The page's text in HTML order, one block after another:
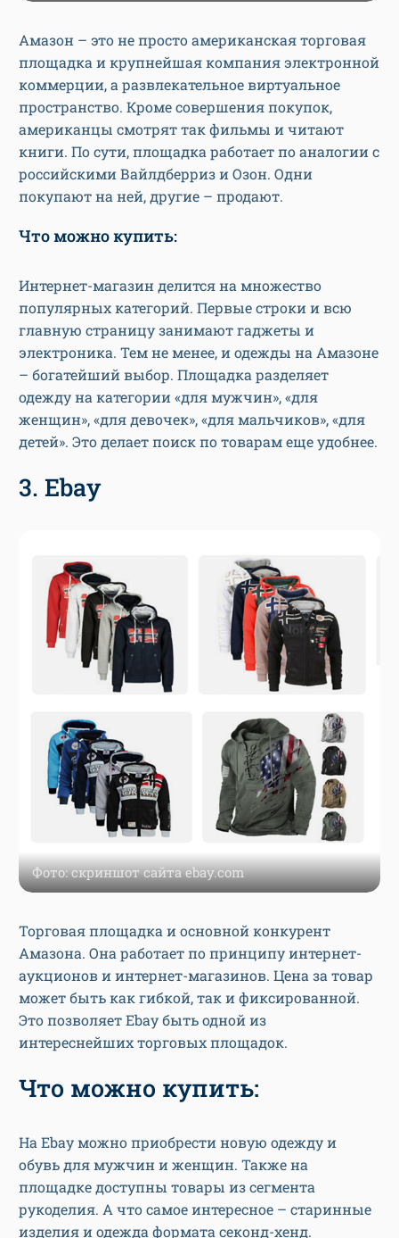
Амазон – это не просто американская торговая
площадка и крупнейшая компания электронной
коммерции, а развлекательное виртуальное
пространство. Кроме совершения покупок,
американцы смотрят так фильмы и читают
книги. По сути, площадка работает по аналогии с
российскими Вайлдберриз и Озон. Одни
покупают на ней, другие – продают.
Что можно купить:
Интернет-магазин делится на множество
популярных категорий. Первые строки и всю
главную страницу занимают гаджеты и
электроника. Тем не менее, и одежды на Амазоне
– богатейший выбор. Площадка разделяет
одежду на категории «для мужчин», «для
женщин», «для девочек», «для мальчиков», «для
детей». Это делает поиск по товарам еще удобнее.
3. Ebay
Фото: скриншот сайта ebay.com
Торговая площадка и основной конкурент
Амазона. Она работает по принципу интернет-
аукционов и интернет-магазинов. Цена за товар
может быть как гибкой, так и фиксированной.
Это позволяет Ebay быть одной из
интереснейших торговых площадок.
Что можно купить:
На Ebay можно приобрести новую одежду и
обувь для мужчин и женщин. Также на
площадке доступны товары из сегмента
рукоделия. А что самое интересное – старинные
изделия и одежда формата секонд-хенд.